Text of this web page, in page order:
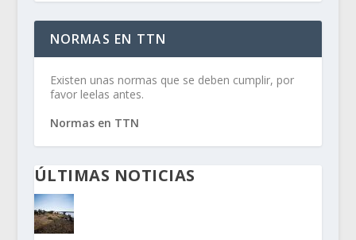
NORMAS EN TTN
Existen unas normas que se deben cumplir, por
favor leelas antes.
Normas en TTN
ÚLTIMAS NOTICIAS